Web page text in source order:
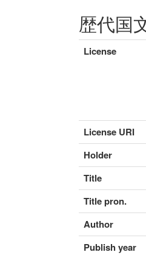
歴代国
License
License URI
Holder
Title
Title pron.
Author
Publish year